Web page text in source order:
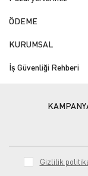
ÖDEME
KURUMSAL
İş Güvenliği Rehberi
Gizlilik